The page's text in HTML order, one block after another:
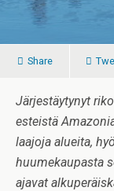
Share
Järjestäytynyt
esteistä
laajoja alueita,
huumekaupasta
ajavat